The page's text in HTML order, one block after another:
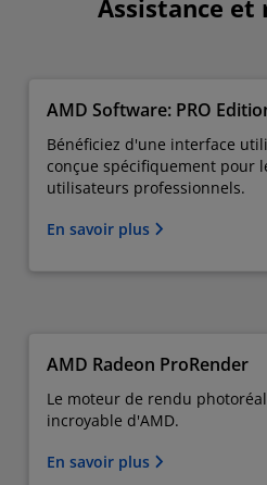
Assistance et
AMD Software: PRO
Bénéficiez d'une interface
conçue spécifiquement pour
utilisateurs professionnels.
En savoir plus
AMD Radeon ProRender
Le moteur de rendu
incroyable d'AMD.
En savoir plus